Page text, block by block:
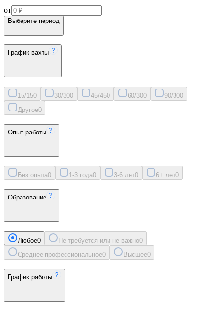
от
Выберите период
График вахты
15/150 30/300 45/450 60/300 90/300
Другое0
Опыт работы
Без опыта0 1-3 года0 3-6 лет0 6+ лет0
Образование
Любое0 Не требуется или не важно0
Среднее профессиональное0 Высшее0
График работы